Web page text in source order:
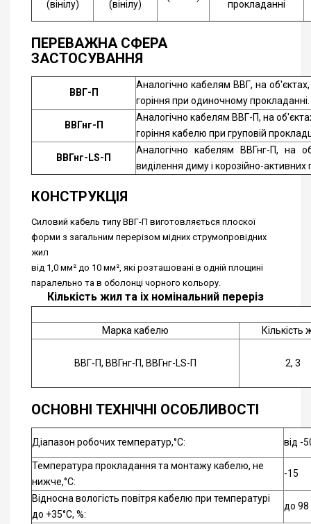
(вінілу) (вінілу) прокладанні
ПЕРЕВАЖНА СФЕРА
ЗАСТОСУВАННЯ
ВВГ-П
Аналогічно кабелям ВВГ, на
горіння при одиночному прокладанні.
ВВГнг-П
Аналогічно кабелям ВВГ-П, на
горіння кабелю при груповій
ВВГнг-LS-П
Аналогічно кабелям ВВГнг-П, на
виділення диму і корозійно-активних
КОНСТРУКЦІЯ
Силовий кабель типу ВВГ-П виготовляється плоскої
форми з загальним перерізом мідних струмопровідних
жил
від 1,0 мм² до 10 мм², які розташовані в одній площині
паралельно та в оболонці чорного кольору.
Кількість жил та іх номінальний переріз
Марка кабелю Кількість
ВВГ-П, ВВГнг-П, ВВГнг-LS-П 2, 3
ОСНОВНІ ТЕХНІЧНІ ОСОБЛИВОСТІ
Діапазон робочих температур,°С: від -
Температура прокладання та монтажу кабелю, не
нижче,°С:
-15
Відносна вологість повітря кабелю при температурі
до +35°С, %:
до 98